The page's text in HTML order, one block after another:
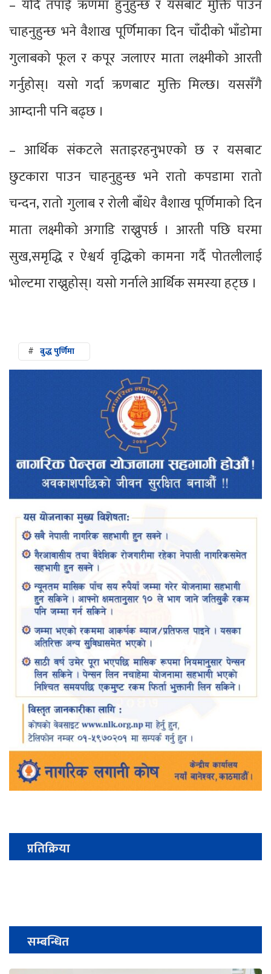
– यदि तपाईं ऋणमा हुनुहुन्छ र यसबाट मुक्ति पाउन
चाहनुहुन्छ भने वैशाख पूर्णिमाका दिन चाँदीको भाँडोमा
गुलाबको फूल र कपूर जलाएर माता लक्ष्मीको आरती
गर्नुहोस्। यसो गर्दा ऋणबाट मुक्ति मिल्छ। यससँगै
आम्दानी पनि बढ्छ ।
– आर्थिक संकटले सताइरहनुभएको छ र यसबाट
छुटकारा पाउन चाहनुहुन्छ भने रातो कपडामा रातो
चन्दन, रातो गुलाब र रोली बाँधेर वैशाख पूर्णिमाको दिन
माता लक्ष्मीको अगाडि राख्नुपर्छ । आरती पछि घरमा
सुख,समृद्धि र ऐश्वर्य वृद्धिको कामना गर्दै पोतलीलाई
भोल्टमा राख्नुहोस्। यसो गर्नाले आर्थिक समस्या हट्छ ।
# बुद्ध पुर्णिमा
प्रतिक्रिया
सम्बन्धित